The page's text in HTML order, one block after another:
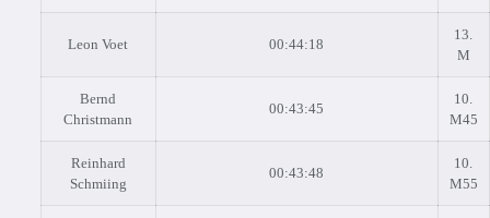
Leon Voet 00:44:18
13.
M
Bernd
Christmann
00:43:45
10.
M45
Reinhard
Schmiing
00:43:48
10.
M55